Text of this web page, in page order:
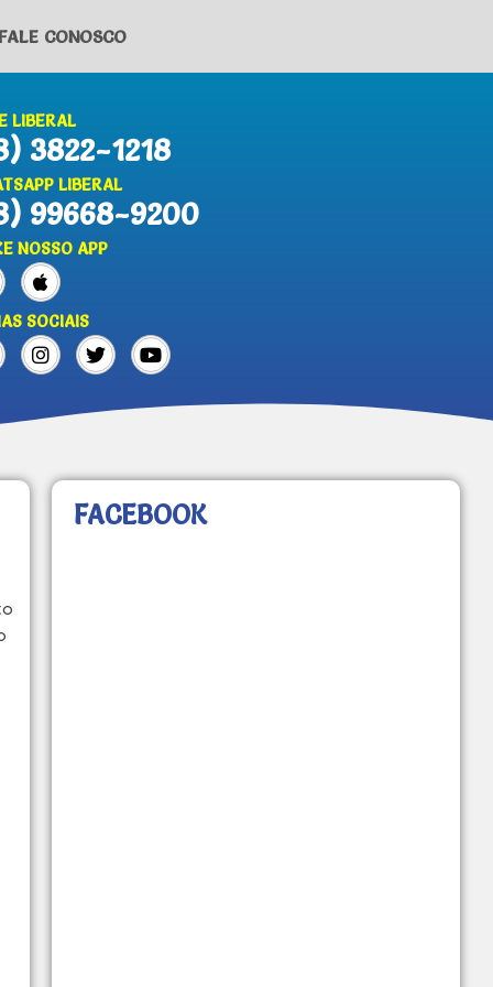
CONOSCO
LIBERAL
3822-1218
LIBERAL
99668-9200
NOSSO APP
SOCIAIS
FACEBOOK